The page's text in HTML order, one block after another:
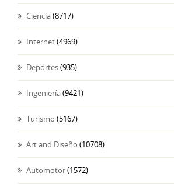
Ciencia(8717)
Internet(4969)
Deportes(935)
Ingeniería(9421)
Turismo (5167)
Art and Diseño (10708)
Automotor(1572)